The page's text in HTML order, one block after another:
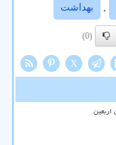
, بهداشت
(0)
X